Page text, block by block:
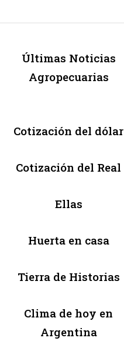
Últimas Noticias
Agropecuarias
Cotización del dólar
Cotización del Real
Ellas
Huerta en casa
Tierra de Historias
Clima de hoy en
Argentina